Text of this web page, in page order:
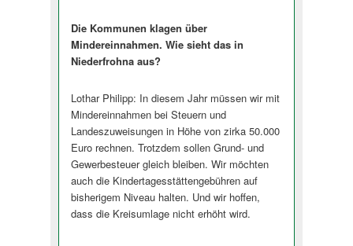
Die Kommunen klagen über
Mindereinnahmen. Wie sieht das in
Niederfrohna aus?
Lothar Philipp: In diesem Jahr müssen wir mit
Mindereinnahmen bei Steuern und
Landeszuweisungen in Höhe von zirka 50.000
Euro rechnen. Trotzdem sollen Grund- und
Gewerbesteuer gleich bleiben. Wir möchten
auch die Kindertagesstättengebühren auf
bisherigem Niveau halten. Und wir hoffen,
dass die Kreisumlage nicht erhöht wird.